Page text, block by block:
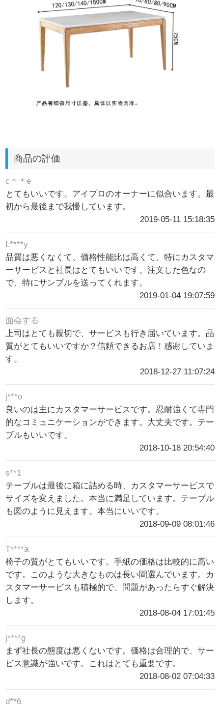
商品の評価
c＊＊e
とてもいいです。アイプロのオーナーに似合います。最
初から最後まで我慢しています。
2019-05-11 15:18:35
L****y
品質は悪くなくて、価格性能比は高くて、特にカスタマ
ーサービスと社長はとてもいいです。注文した色なの
で、特にサンプルを送ってくれます。
2019-01-04 19:07:59
面会する
上司はとても親切で、サービスも行き届いています。品
質がとてもいいですか？信頼できるお店！感谢していま
す。
2018-12-27 11:07:24
j***o
良いのは主にカスタマーサービスです。忍耐強くて専門
的なコミュニケーションができます。大丈夫です。テー
ブルもいいです。
2018-10-18 20:54:40
s**1
テーブルは最後に箱に詰める時、カスタマーサービスで
サイズを変えました。本当に満足しています。テーブル
も図のように見えます。本当にいいです。
2018-09-09 08:01:46
T****a
椅子の質がとてもいいです。手紙の価格は比較的に高い
です。このような大きなものは長い間選んでいます。カ
スタマーサービスも積極的で、問題があったらすぐ解決
します。
2018-08-04 17:01:45
j****g
まず社長の態度は悪くないです。価格は合理的で、サー
ビス意識が強いです。これはとても重要です。
2018-08-02 07:04:33
d**6